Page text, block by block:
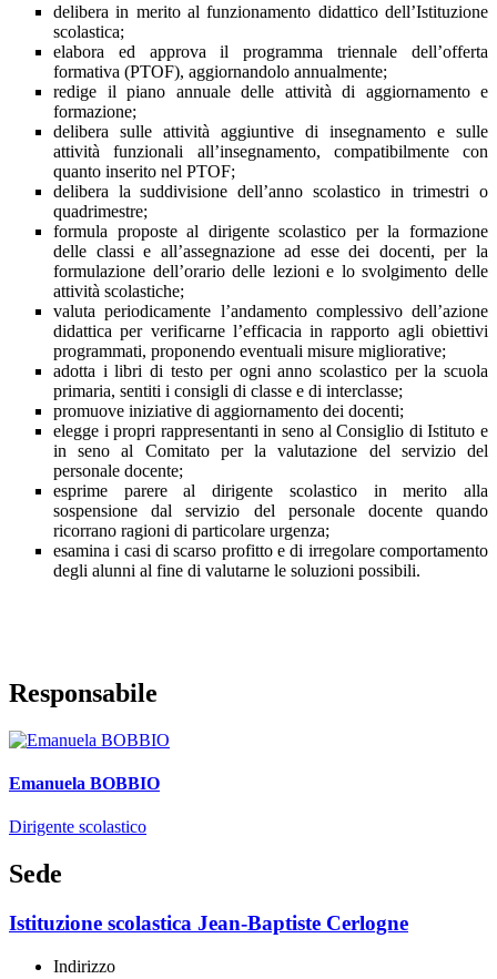
delibera in merito al funzionamento didattico dell’Istituzione
scolastica;
elabora ed approva il programma triennale dell’offerta
formativa (PTOF), aggiornandolo annualmente;
redige il piano annuale delle attività di aggiornamento e
formazione;
delibera sulle attività aggiuntive di insegnamento e sulle
attività funzionali all’insegnamento, compatibilmente con
quanto inserito nel PTOF;
delibera la suddivisione dell’anno scolastico in trimestri o
quadrimestre;
formula proposte al dirigente scolastico per la formazione
delle classi e all’assegnazione ad esse dei docenti, per la
formulazione dell’orario delle lezioni e lo svolgimento delle
attività scolastiche;
valuta periodicamente l’andamento complessivo dell’azione
didattica per verificarne l’efficacia in rapporto agli obiettivi
programmati, proponendo eventuali misure migliorative;
adotta i libri di testo per ogni anno scolastico per la scuola
primaria, sentiti i consigli di classe e di interclasse;
promuove iniziative di aggiornamento dei docenti;
elegge i propri rappresentanti in seno al Consiglio di Istituto e
in seno al Comitato per la valutazione del servizio del
personale docente;
esprime parere al dirigente scolastico in merito alla
sospensione dal servizio del personale docente quando
ricorrano ragioni di particolare urgenza;
esamina i casi di scarso profitto e di irregolare comportamento
degli alunni al fine di valutarne le soluzioni possibili.
Responsabile
Emanuela BOBBIO
Dirigente scolastico
Sede
Istituzione scolastica Jean-Baptiste Cerlogne
Indirizzo